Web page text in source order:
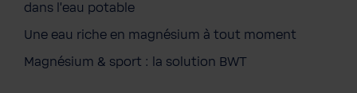
dans l'eau potable
Une eau riche en magnésium à tout moment
Magnésium & sport : la solution BWT